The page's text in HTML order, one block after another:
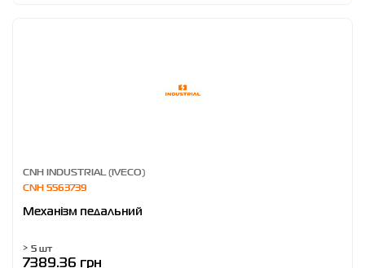
CNH INDUSTRIAL (IVECO)
CNH 5563739
Механізм педальний
> 5 шт
7389.36 грн